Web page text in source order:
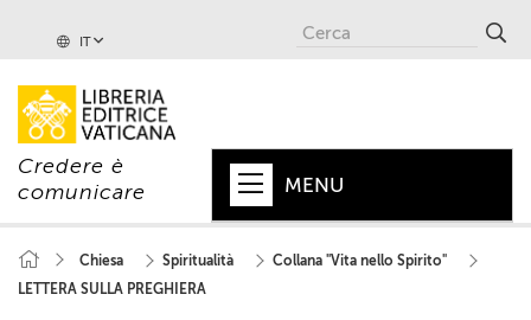
IT
Credere è
comunicare
MENU
Chiesa Spiritualità
Collana "Vita nello Spirito"
LETTERA SULLA PREGHIERA